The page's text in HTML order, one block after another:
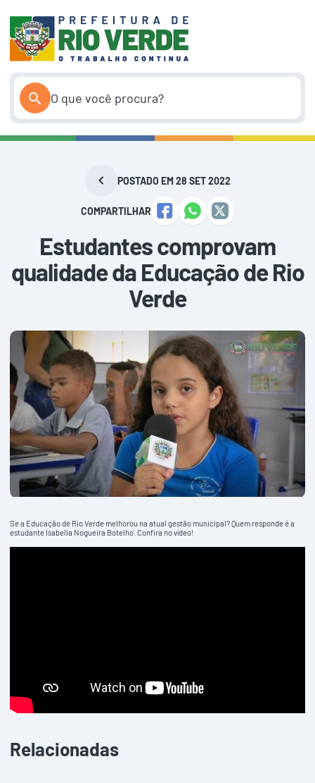
conteúdo
POSTADO EM 28 SET 2022
COMPARTILHAR
Estudantes comprovam
qualidade da Educação de Rio
Verde
Se a Educação de Rio Verde melhorou na atual gestão municipal? Quem responde é a
estudante Isabella Nogueira Botelho. Confira no vídeo!
Relacionadas